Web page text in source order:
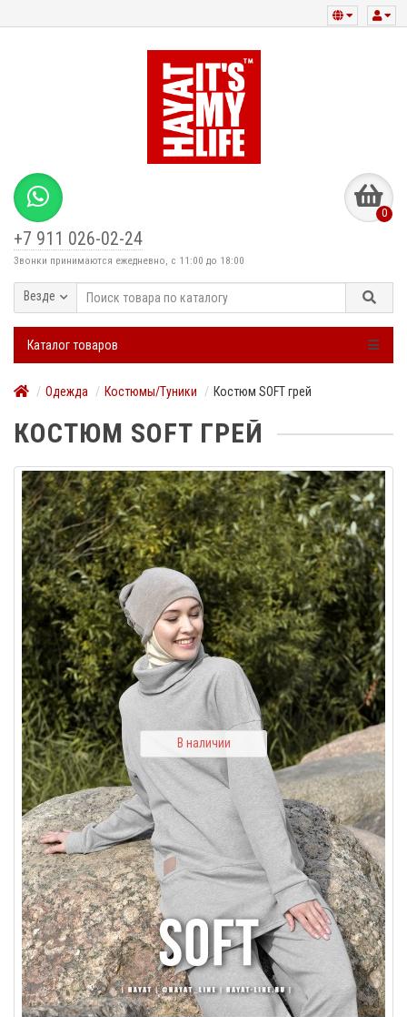
+7 911 026-02-24
Звонки принимаются ежедневно, с 11:00 до 18:00
0
Везде
Каталог товаров
Одежда Костюмы/Туники Костюм SOFT грей
КОСТЮМ SOFT ГРЕЙ
В наличии